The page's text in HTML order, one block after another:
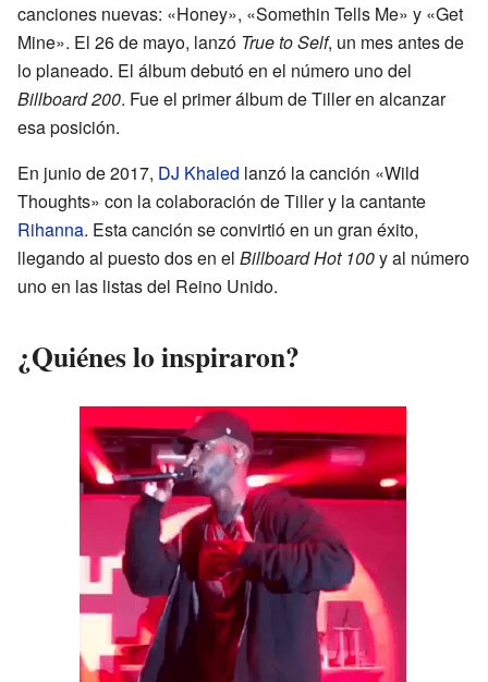
canciones nuevas: «Honey», «Somethin Tells Me» y «Get
Mine». El 26 de mayo, lanzó True to Self, un mes antes de
lo planeado. El álbum debutó en el número uno del
Billboard 200. Fue el primer álbum de Tiller en alcanzar
esa posición.
En junio de 2017, DJ Khaled lanzó la canción «Wild
Thoughts» con la colaboración de Tiller y la cantante
Rihanna. Esta canción se convirtió en un gran éxito,
llegando al puesto dos en el Billboard Hot 100y al número
uno en las listas del Reino Unido.
¿Quiénes lo inspiraron?